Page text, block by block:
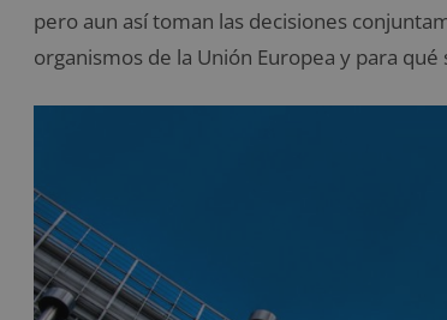
pero aun así toman las decisiones
organismos de la Unión Europea y para qué